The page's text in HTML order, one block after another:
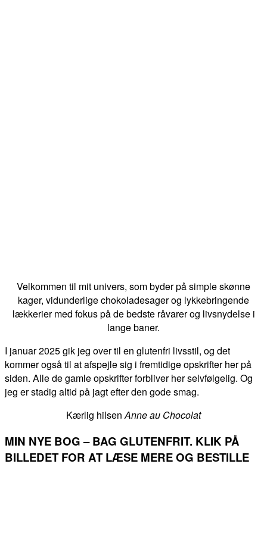
Velkommen til mit univers, som byder på simple skønne
kager, vidunderlige chokoladesager og lykkebringende
lækkerier med fokus på de bedste råvarer og livsnydelse i
lange baner.
I januar 2025 gik jeg over til en glutenfri livsstil, og det
kommer også til at afspejle sig i fremtidige opskrifter her på
siden. Alle de gamle opskrifter forbliver her selvfølgelig. Og
jeg er stadig altid på jagt efter den gode smag.
Kærlig hilsenAnne au Chocolat
MIN NYE BOG – BAG GLUTENFRIT. KLIK PÅ
BILLEDET FOR AT LÆSE MERE OG BESTILLE